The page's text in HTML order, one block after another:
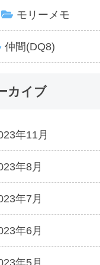
モリーメモ
仲間(DQ8)
カイブ
年11月
年8月
年7月
年6月